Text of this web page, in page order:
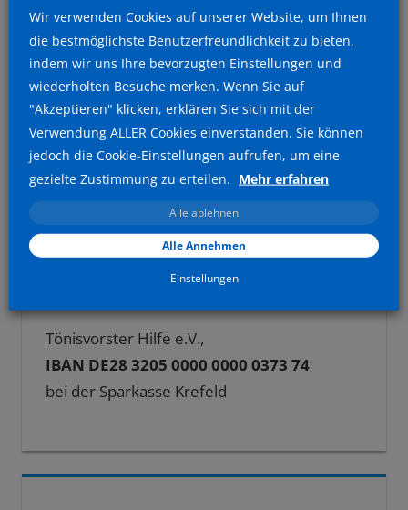
12. und 19. Oktober (jeweils von 10-14 Uhr),
sowie Freitags Abends direkt vor Ort sein und
um den Kauf der Tüten zu bitten.
Beitragsnavigation
Vorheriger
Beitrag:
Dorfliebe Tönisvorst spendet
Nächster
Beitrag:
Großzügige Spende der Kolpingsfamilie ST.
Tönis
Spendenkonto
Tönisvorster Hilfe e.V.,
IBAN DE28 3205 0000 0000 0373 74
bei der Sparkasse Krefeld
Wir verwenden Cookies auf unserer Website, um Ihnen
die bestmöglichste Benutzerfreundlichkeit zu bieten,
indem wir uns Ihre bevorzugten Einstellungen und
wiederholten Besuche merken. Wenn Sie auf
"Akzeptieren" klicken, erklären Sie sich mit der
Verwendung ALLER Cookies einverstanden. Sie können
jedoch die Cookie-Einstellungen aufrufen, um eine
gezielte Zustimmung zu erteilen. Mehr erfahren
Alle ablehnen
Alle Annehmen
Einstellungen